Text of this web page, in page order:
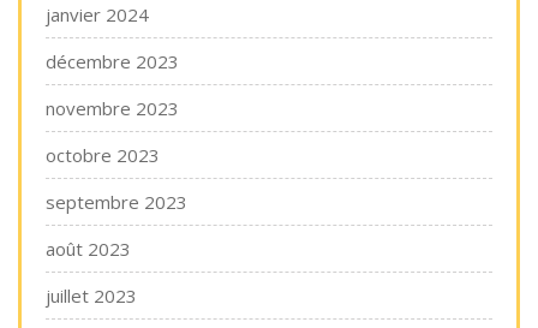
janvier 2024
décembre 2023
novembre 2023
octobre 2023
septembre 2023
août 2023
juillet 2023